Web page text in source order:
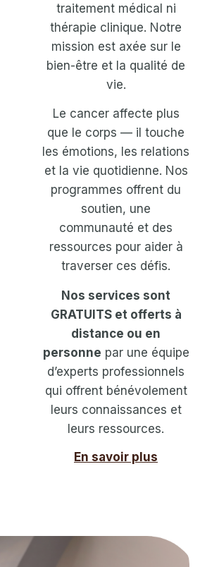
traitement médical ni
thérapie clinique. Notre
mission est axée sur le
bien-être et la qualité de
vie.
Le cancer affecte plus
que le corps — il touche
les émotions, les relations
et la vie quotidienne. Nos
programmes offrent du
soutien, une
communauté et des
ressources pour aider à
traverser ces défis.
Nos services sont
GRATUITS et offerts à
distance ou en
personne par une équipe
d’experts professionnels
qui offrent bénévolement
leurs connaissances et
leurs ressources.
En savoir plus